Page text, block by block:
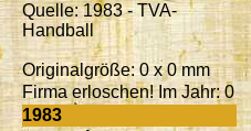
Quelle: 1983 - TVA-
Handball
Originalgröße: 0 x 0 mm
Firma erloschen! Im Jahr: 0
1983